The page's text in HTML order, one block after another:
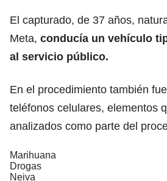
El capturado, de 37 años,
Meta, conducía un vehículo
al servicio público.
En el procedimiento también
teléfonos celulares, elementos
analizados como parte del
Marihuana
Drogas
Neiva